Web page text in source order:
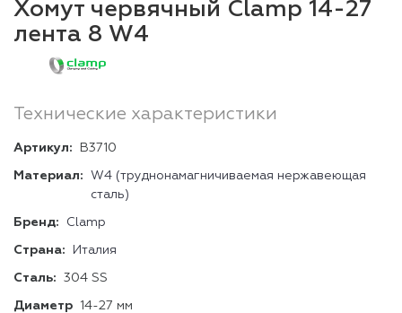
Хомут червячный Clamp 14-27
лента 8 W4
Технические характеристики
Артикул: B3710
Материал:
W4 (труднонамагничиваемая нержавеющая
сталь)
Бренд: Clamp
Страна: Италия
Сталь: 304 SS
Диаметр 14-27 мм